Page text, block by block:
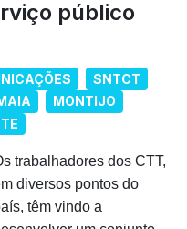
público
SNTCT
MONTIJO
trabalhadores dos CTT,
diversos pontos do
têm vindo a